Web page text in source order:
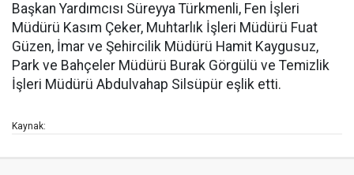
Başkan Yardımcısı Süreyya Türkmenli, Fen İşleri
Müdürü Kasım Çeker, Muhtarlık İşleri Müdürü Fuat
Güzen, İmar ve Şehircilik Müdürü Hamit Kaygusuz,
Park ve Bahçeler Müdürü Burak Görgülü ve Temizlik
İşleri Müdürü Abdulvahap Silsüpür eşlik etti.
Kaynak: